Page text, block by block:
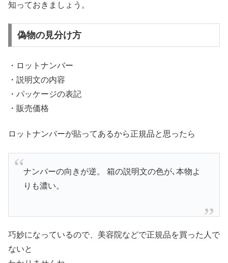
知っておきましょう。
偽物の見分け方
・ロットナンバー
・説明文の内容
・パッケージの表記
・販売価格
ロットナンバーが貼ってあるから正規品と思ったら
ナンバーの向きが逆。 箱の説明文の色が､本物よ
りも濃い。
巧妙になっているので、美容院などで正規品を買った人で
ないと